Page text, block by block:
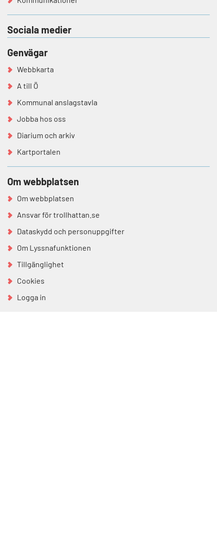
Sociala medier
Genvägar
Webbkarta
A till Ö
Kommunal anslagstavla
Jobba hos oss
Diarium och arkiv
Kartportalen
Om webbplatsen
Om webbplatsen
Ansvar för trollhattan.se
Dataskydd och personuppgifter
Om Lyssnafunktionen
Tillgänglighet
Cookies
Logga in